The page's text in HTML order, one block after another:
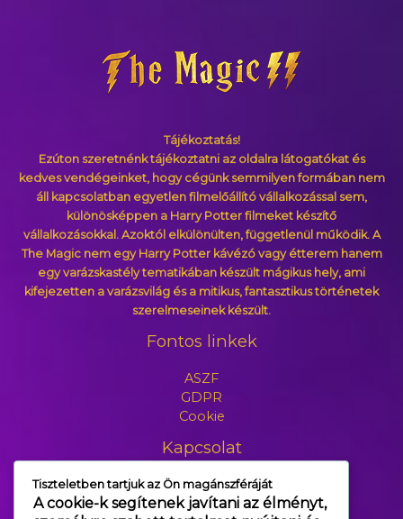
Tájékoztatás!
Ezúton szeretnénk tájékoztatni az oldalra látogatókat és
kedves vendégeinket, hogy cégünk semmilyen formában nem
áll kapcsolatban egyetlen filmelőállító vállalkozással sem,
különösképpen a Harry Potter filmeket készítő
vállalkozásokkal. Azoktól elkülönülten, függetlenül működik. A
The Magic nem egy Harry Potter kávézó vagy étterem hanem
egy varázskastély tematikában készült mágikus hely, ami
kifejezetten a varázsvilág és a mitikus, fantasztikus történetek
szerelmeseinek készült.
Fontos linkek
ASZF
GDPR
Cookie
Kapcsolat
+3630 554 4036
info@themagic2.hu
Tiszteletben tartjuk az Ön magánszféráját
A cookie-k segítenek javítani az élményt,